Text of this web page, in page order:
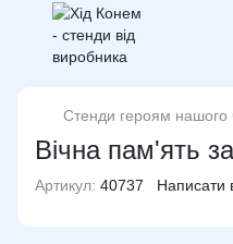
Стенди героям нашого
Вічна пам'ять
Артикул: 40737 Написати